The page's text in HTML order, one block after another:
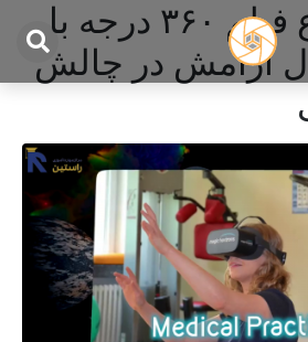
ساخت انواع فیلم ۳۶۰ درجه با
آرامش در چالش